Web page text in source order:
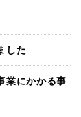
した
業にかかる事